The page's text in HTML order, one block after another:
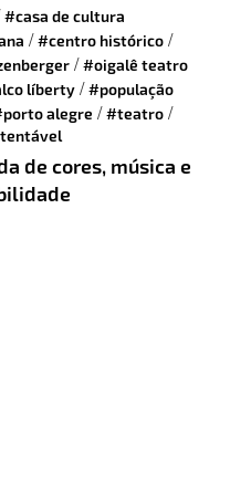
#casa de cultura
/#centro histórico /
/#oigalê teatro
líberty /#população
alegre /#teatro /
de cores, música e